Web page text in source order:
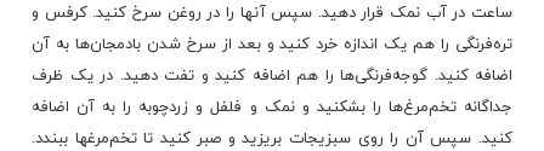
ساعت در آب نمک قرار دهید. سپس آنها را در روغن سرخ کنید. کرفس و
تره‌فرنگی را هم یک اندازه خرد کنید و بعد از سرخ شدن بادمجان‌ها به آن
اضافه کنید. گوجه‌فرنگی‌ها را هم اضافه کنید و تفت دهید. در یک ظرف
جداگانه تخم‌مرغ‌ها را بشکنید و نمک و فلفل و زردچوبه را به آن اضافه
کنید. سپس آن را روی سبزیجات بریزید و صبر کنید تا تخم‌مرغ​ها ببندد.